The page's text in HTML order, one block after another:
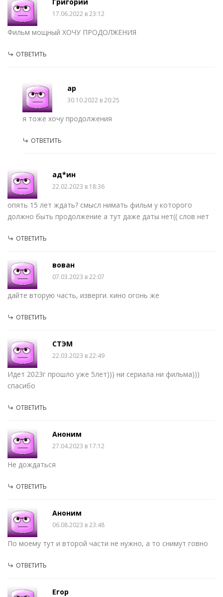
17.06.2022 в 23:12
Фильм мощный ХОЧУ ПРОДОЛЖЕНИЯ
ОТВЕТИТЬ
ар
30.10.2022 в 20:25
я тоже хочу продолжения
ОТВЕТИТЬ
ад*ин
22.02.2023 в 18:36
опять 15 лет ждать? смысл нимать фильм у которого
должно быть продолжение а тут даже даты нет(( слов нет
ОТВЕТИТЬ
вован
07.03.2023 в 22:07
дайте вторую часть, изверги. кино огонь же
ОТВЕТИТЬ
СТЭМ
22.03.2023 в 22:49
Идет 2023г прошло уже 5лет))) ни сериала ни фильма)))
спасибо
ОТВЕТИТЬ
Аноним
27.04.2023 в 17:12
Не дождаться
ОТВЕТИТЬ
Аноним
06.08.2023 в 23:48
По моему тут и второй части не нужно, а то снимут говно
ОТВЕТИТЬ
Егор